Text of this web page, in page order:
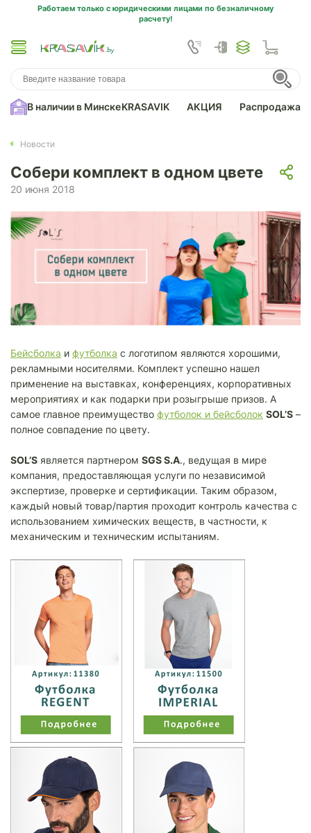
Работаем только с юридическими лицами по безналичному
расчету!
В наличии в МинскеKRASAVIK АКЦИЯ Распродажа
Новости
Собери комплект в одном цвете
20 июня 2018
Бейсболка и футболка с логотипом являются хорошими,
рекламными носителями. Комплект успешно нашел
применение на выставках, конференциях, корпоративных
мероприятиях и как подарки при розыгрыше призов. А
самое главное преимущество футболок и бейсболок SOL’S –
полное совпадение по цвету.
SOL’S является партнером SGS S.A., ведущая в мире
компания, предоставляющая услуги по независимой
экспертизе, проверке и сертификации. Таким образом,
каждый новый товар/партия проходит контроль качества с
использованием химических веществ, в частности, к
механическим и техническим испытаниям.